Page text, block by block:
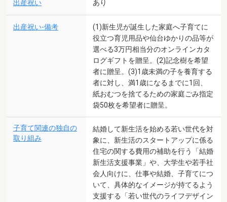
出産祝い あり
出産祝い-備考
(1)新生児が誕生した家庭へ子育てに
役立つ育児用品や仙台ゆかりの品等が
選べる3万円相当分のオンラインカタ
ログギフトを贈呈。(2)記念樹を希望
者に贈呈。(3)1歳未満の子を養育する
者に対し、満1歳になるまでに1回、
紙おむつを捨てるための家庭ごみ指定
袋50枚を希望者に贈呈。
子育て関連の独自の
取り組み
結婚して新生活を始める若い世代を対
象に、新生活のスタートアップに係る
住宅の関する費用の補助を行う「結婚
新生活支援事業」や、大学生や若手社
会人向けに、仕事や結婚、子育てにつ
いて、具体的なイメージが持てるよう
支援する「若い世代のライフデザイン